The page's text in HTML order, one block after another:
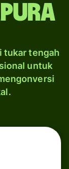
tukar tengah
untuk